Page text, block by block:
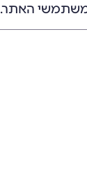
ומשתמשי האתר.